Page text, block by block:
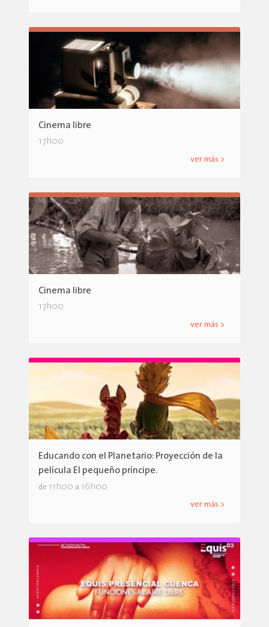
Cinema libre
17h00
ver más >
Cinema libre
17h00
ver más >
Educando con el Planetario: Proyección de la
película El pequeño príncipe.
de 11h00 a 16h00
ver más >